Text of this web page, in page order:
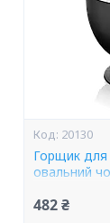
20130
Горщик для
овальний
482 ₴